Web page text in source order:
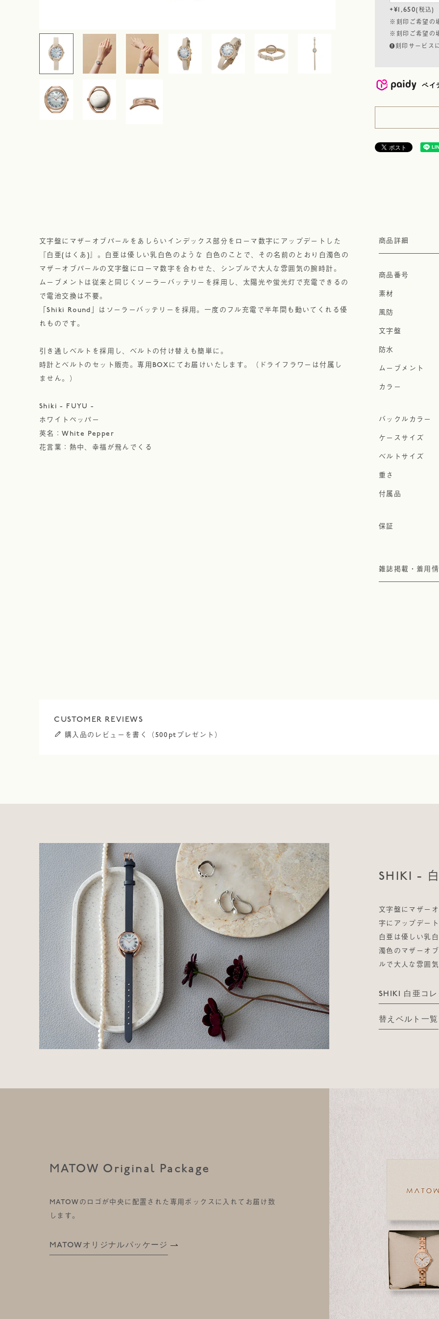
+¥1,650 税込
※刻印ご希望の
※刻印ご希望の
刻印サービス
ペイ
文字盤にマザーオブパールをあしらいインデックス部分をローマ数字にアップデートした
『白亜(はくあ)』。白亜は優しい乳白色のような 白色のことで、その名前のとおり白濁色の
マザーオブパールの文字盤にローマ数字を合わせた、シンプルで大人な雰囲気の腕時計。
ムーブメントは従来と同じくソーラーバッテリーを採用し、太陽光や蛍光灯で充電できるの
で電池交換は不要。
「Shiki Round」はソーラーバッテリーを採用。一度のフル充電で半年間も動いてくれる優
れものです。
引き通しベルトを採用し、ベルトの付け替えも簡単に。
時計とベルトのセット販売。専用BOXにてお届けいたします。（ドライフラワーは付属し
ません。）
Shiki - FUYU -
ホワイトペッパー
英名：White Pepper
花言葉：熱中、幸福が飛んでくる
商品詳細
雑誌掲載・着用
購入品のレビューを書く（500ptプレゼント）
SHIKI -
文字盤にマザー
字にアップデー
白亜は優しい乳
濁色のマザーオ
ルで大人な雰囲
SHIKI 白亜コ
替えベルト一覧
MATOW Original Package
MATOWのロゴが中央に配置された専用ボックスに入れてお届け致
します。
MATOWオリジナルパッケージ